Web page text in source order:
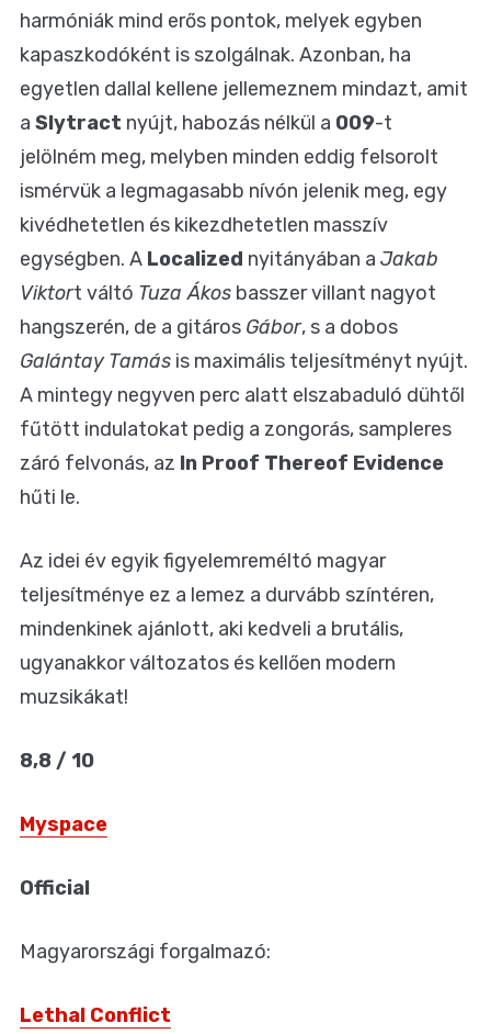
harmóniák mind erős pontok, melyek egyben
kapaszkodóként is szolgálnak. Azonban, ha
egyetlen dallal kellene jellemeznem mindazt, amit
a Slytract nyújt, habozás nélkül a 009-t
jelölném meg, melyben minden eddig felsorolt
ismérvük a legmagasabb nívón jelenik meg, egy
kivédhetetlen és kikezdhetetlen masszív
egységben. A Localized nyitányában a Jakab
Viktort váltó Tuza Ákos basszer villant nagyot
hangszerén, de a gitáros Gábor, s a dobos
Galántay Tamás is maximális teljesítményt nyújt.
A mintegy negyven perc alatt elszabaduló dühtől
fűtött indulatokat pedig a zongorás, sampleres
záró felvonás, az In Proof Thereof Evidence
hűti le.
Az idei év egyik figyelemreméltó magyar
teljesítménye ez a lemez a durvább színtéren,
mindenkinek ajánlott, aki kedveli a brutális,
ugyanakkor változatos és kellően modern
muzsikákat!
8,8 / 10
Myspace
Official
Magyarországi forgalmazó:
Lethal Conflict